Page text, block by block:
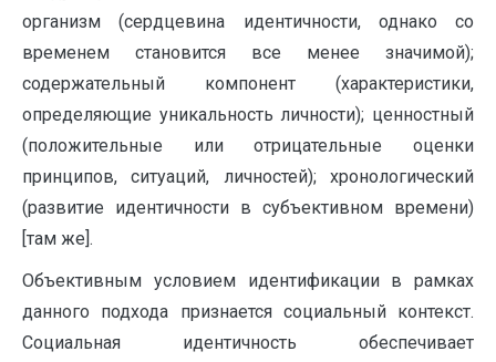
организм (сердцевина идентичности, однако со
временем становится все менее значимой);
содержательный компонент (характеристики,
определяющие уникальность личности); ценностный
(положительные или отрицательные оценки
принципов, ситуаций, личностей); хронологический
(развитие идентичности в субъективном времени)
[там же].
Объективным условием идентификации в рамках
данного подхода признается социальный контекст.
Социальная идентичность обеспечивает